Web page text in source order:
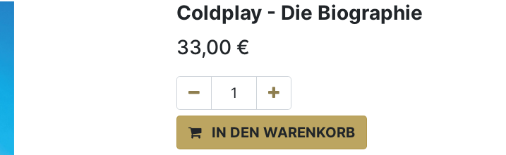
Coldplay - Die Biographie
33,00 €
IN DEN WARENKORB